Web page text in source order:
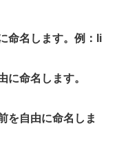
命名します。例：li
に命名します。
を自由に命名しま